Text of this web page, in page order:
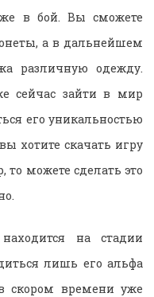
же в бой. Вы сможете
а в дальнейшем
различную одежду.
сейчас зайти в мир
его уникальностью
хотите скачать игру
то можете сделать это
на стадии
лишь его альфа
скором времени уже